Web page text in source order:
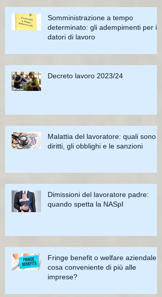
Somministrazione a tempo
determinato: gli adempimenti per i
datori di lavoro
Decreto lavoro 2023/24
Malattia del lavoratore: quali sono i
diritti, gli obblighi e le sanzioni
Dimissioni del lavoratore padre:
quando spetta la NASpI
Fringe benefit o welfare aziendale:
cosa conveniente di più alle
imprese?